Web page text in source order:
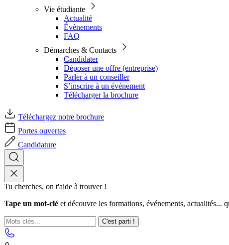
Vie étudiante
Actualité
Évènements
FAQ
Démarches & Contacts
Candidater
Déposer une offre (entreprise)
Parler à un conseiller
S’inscrire à un événement
Télécharger la brochure
Téléchargez notre brochure
Portes ouvertes
Candidature
Tu cherches, on t'aide à trouver !
Tape un mot-clé et découvre les formations, événements, actualités...
C'est parti !